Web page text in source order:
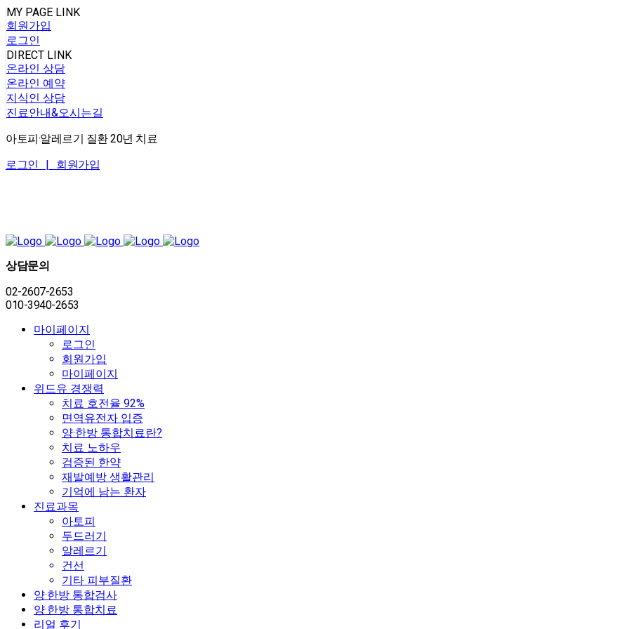
MY PAGE LINK
회원가입
로그인
DIRECT LINK
온라인 상담
온라인 예약
지식인 상담
진료안내&오시는길
아토피·알레르기 질환 20년 치료
로그인 | 회원가입
상담문의
02-2607-2653
010-3940-2653
마이페이지
로그인
회원가입
마이페이지
위드유 경쟁력
치료 호전율 92%
면역유전자 입증
양·한방 통합치료란?
치료 노하우
검증된 한약
재발예방 생활관리
기억에 남는 환자
진료과목
아토피
두드러기
알레르기
건선
기타 피부질환
양·한방 통합검사
양·한방 통합치료
리얼 후기